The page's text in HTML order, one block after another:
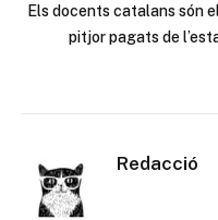
Els docents catalans són
pitjor pagats de
Redacció